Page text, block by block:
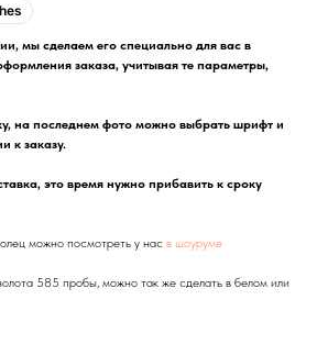
мы сделаем его специально для вас в
заказа, учитывая те параметры,
на последнем фото можно выбрать шрифт и
к заказу.
это время нужно прибавить к сроку
можно посмотреть у нас в шоуруме
585 пробы, можно так же сделать в белом или